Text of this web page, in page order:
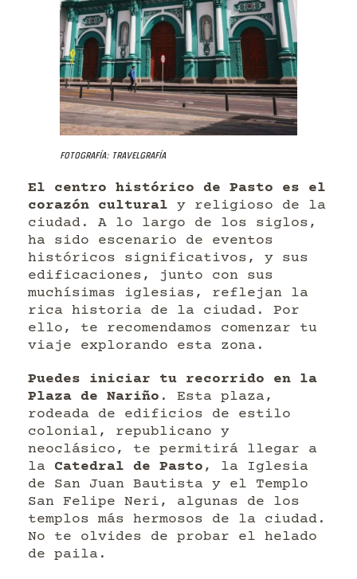
Fotografía: Travelgrafía
El centro histórico de Pasto es el
corazón cultural y religioso de la
ciudad. A lo largo de los siglos,
ha sido escenario de eventos
históricos significativos, y sus
edificaciones, junto con sus
muchísimas iglesias, reflejan la
rica historia de la ciudad. Por
ello, te recomendamos comenzar tu
viaje explorando esta zona.
Puedes iniciar tu recorrido en la
Plaza de Nariño . Esta plaza,
rodeada de edificios de estilo
colonial, republicano y
neoclásico, te permitirá llegar a
la Catedral de Pasto , la Iglesia
de San Juan Bautista y el Templo
San Felipe Neri, algunas de los
templos más hermosos de la ciudad.
No te olvides de probar el helado
de paila.